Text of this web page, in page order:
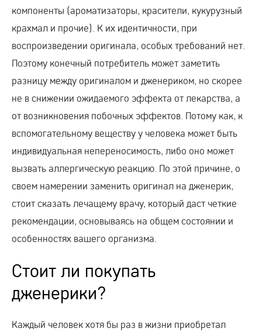
компоненты (ароматизаторы, красители, кукурузный
крахмал и прочие). К их идентичности, при
воспроизведении оригинала, особых требований нет.
Поэтому конечный потребитель может заметить
разницу между оригиналом и дженериком, но скорее
не в снижении ожидаемого эффекта от лекарства, а
от возникновения побочных эффектов. Потому как, к
вспомогательному веществу у человека может быть
индивидуальная непереносимость, либо оно может
вызвать аллергическую реакцию. По этой причине, о
своем намерении заменить оригинал на дженерик,
стоит сказать лечащему врачу, который даст четкие
рекомендации, основываясь на общем состоянии и
особенностях вашего организма.
Стоит ли покупать
дженерики?
Каждый человек хотя бы раз в жизни приобретал